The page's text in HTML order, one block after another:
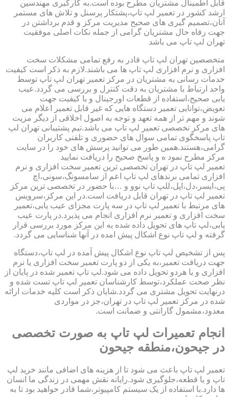
قابل اطمینال مشتریان مطرح بوده است.به کارگیری مهندسین
ارشد کشور در تعمیر لپ تاپ،پشتکار پرسنل و تلاش های مستمر
آنان،تصمیم گیری های صحیح مدیریت مرکز و قدم برداشتن در
جهت رفاه حال مشتریان گرامی از جمله نکات اصلی موفقیت
تهران لپ تاپ می باشد
متخصصین تهران لپ تاپ قادر به رفع تمامی مشکلات سخت
افزاری و نرم افزاری لپ تاپ ها می باشند.لازم به ذکر است کیفیت
خدمات رسانی به مشتریان در مرکز تعمیر تهران لپ تاپ توسط
واحد ارتباط با مشتریان به دقت کنترل و بررسی می گردد.عیب
یابی صحیح،استفاده از قطعات اورجینال و با کیفیت جهت
تعویض،توانایی تعمیر دستگاه هایی که غیر قابل تعمیر اعلام می
شوند و مهم تر از همه تعهد و توجه به اصول اخلاقی از دیگر مزیت
های مرکز تخصصی تعمیر لپ تاپ می باشد.تیم پشتیبانی تهران لپ
تاپ پاسخگوی تمامی سوال های حضوری و تلفنی کاربران
گرامی،هستند.همین طور می توانید پرسش های خود را در سایت
مرکز مطرح نمود ه و پاسخ صحیح را دریافت نمایید
تعمیر لپ تاپ در تهران تخصصی ترین تعمیر سخت افزاری و نرم
افزاری تمامی برندهای لپ تاپ اعم از سامسونگ،سونی،اچ
پی،ایسر،دل،اپل،للپ تاپ نوو و …با حضور در تخصصی ترین مرکز
تعمیر لپ تاپ در تهران قابل دریافت است.در این مرکز،سرویس
های مرتبط با تعمیر لپ تاپ در سه پارت مجزای عیب یابی،تعمیر
سخت افزاری و تعمیر نرم افزاری انجام می پذیرد.در پارت عیب
یابی،لپ تاپ های تحویل داده شده به این مرکز مورد بررسی قرار
گرفته و لپ تاپ نوع اشکال پیش امده در آنها شناسایی می گردد.
پس از تشخیص لپ تاپ نوع اشکال پیش آمده در لپ تاپ،دستگاه
جهت دریافت تعمیر،به یکی از دو پارت تعمیر سخت افزاری یا نرم
افزاری و یا هردو تحویل داده می شود.لپ تاپ تعمیر شده در پایان از
نظر صحت عملکرد،توسط کارشناسان تعمیر لپ تاپ تست شده و
درنهایت تحویل مشتری می گردد.شایان ذکر است کلیه خدمات ارائه
شده در مرکز تعمیر لپ تاپ در تهران،جز در مواردی
معدود،مشمول گارانتی و ضمانت است.
انجام تعمیرات لپ تاپ به صورت تخصصی
در جیحون،منطقه جیحون
تعمیر لپ تاپ باعث می شود تا از هزینه های اضافی مانند خرید لپ
تاپ و یا قطعه،جلوگیری شود.رایانه نقش مهمی در زندگی ما انسان
ها دارد.با استفاده از یک سیستم کامپیوتر،شما قادر خواهید بود تا به